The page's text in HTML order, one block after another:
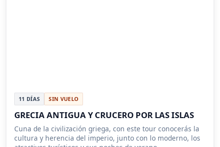
11 DÍAS SIN VUELO
GRECIA ANTIGUA Y CRUCERO POR LAS ISLAS
Cuna de la civilización griega, con este tour conocerás la
cultura y herencia del imperio, junto con lo moderno, los